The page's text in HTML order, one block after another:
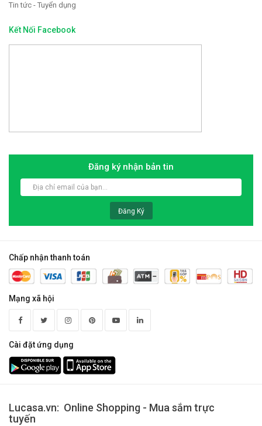
Tin tức - Tuyển dụng
Kết Nối Facebook
Đăng ký nhận bản tin
Đăng Ký
Chấp nhận thanh toán
Mạng xã hội
Cài đặt ứng dụng
Lucasa.vn: Online Shopping - Mua sắm trực
tuyến